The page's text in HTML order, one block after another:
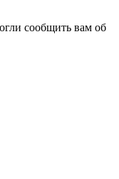
сообщить вам об